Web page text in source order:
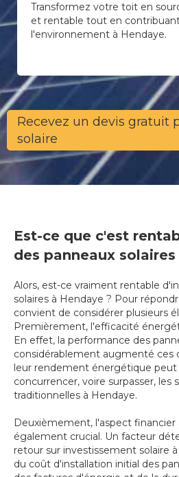
Transformez votre toit en
et rentable tout en
l'environnement à Hendaye.
Recevez un devis gratuit
solaire
Est-ce que c'est
des panneaux
Alors, est-ce vraiment rentable
solaires à Hendaye ? Pour
convient de considérer plusieurs
Premièrement, l'efficacité
En effet, la performance des
considérablement augmenté ces
leur rendement énergétique peut
concurrencer, voire surpasser, les
traditionnelles à Hendaye.
Deuxièmement, l'aspect financier
également crucial. Un facteur
retour sur investissement solaire
du coût d'installation initial des